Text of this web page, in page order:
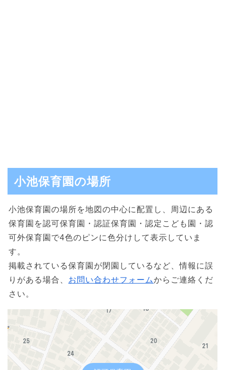
小池保育園の場所
小池保育園の場所を地図の中心に配置し、周辺にある
保育園を認可保育園・認証保育園・認定こども園・認
可外保育園で4色のピンに色分けして表示していま
す。
掲載されている保育園が閉園しているなど、情報に誤
りがある場合、 お問い合わせフォームからご連絡くだ
さい。